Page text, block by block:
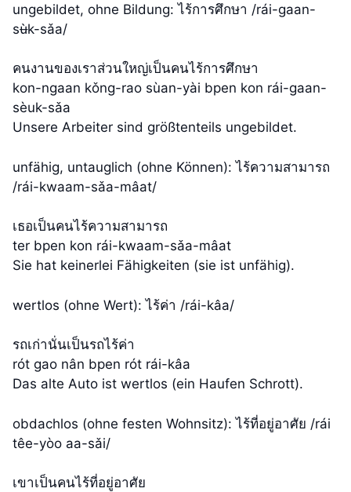
ungebildet, ohne Bildung: ไร้การศึกษา /rái-gaan-
sʉ̀k-sǎa/
คนงานของเราส่วนใหญ่เป็นคนไร้การศึกษา
kon-ngaan kǒng-rao sùan-yài bpen kon rái-gaan-
sèuk-sǎa
Unsere Arbeiter sind größtenteils ungebildet.
unfähig, untauglich (ohne Können): ไร้ความสามารถ
/rái-kwaam-sǎa-mâat/
เธอเป็นคนไร้ความสามารถ
ter bpen kon rái-kwaam-sǎa-mâat
Sie hat keinerlei Fähigkeiten (sie ist unfähig).
wertlos (ohne Wert): ไร้ค่า /rái-kâa/
รถเก่านั่นเป็นรถไร้ค่า
rót gao nân bpen rót rái-kâa
Das alte Auto ist wertlos (ein Haufen Schrott).
obdachlos (ohne festen Wohnsitz): ไร้ที่อยู่อาศัย /rái
têe-yòo aa-sǎi/
เขาเป็นคนไร้ที่อยู่อาศัย